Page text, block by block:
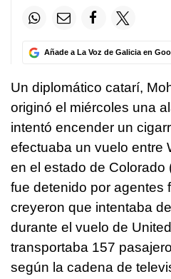
Añade a La Voz de Galicia en
Un diplomático catarí,
originó el miércoles una
intentó encender un
efectuaba un vuelo entre
en el estado de Colorado
fue detenido por agentes
creyeron que intentaba
durante el vuelo de
transportaba 157
según la cadena de